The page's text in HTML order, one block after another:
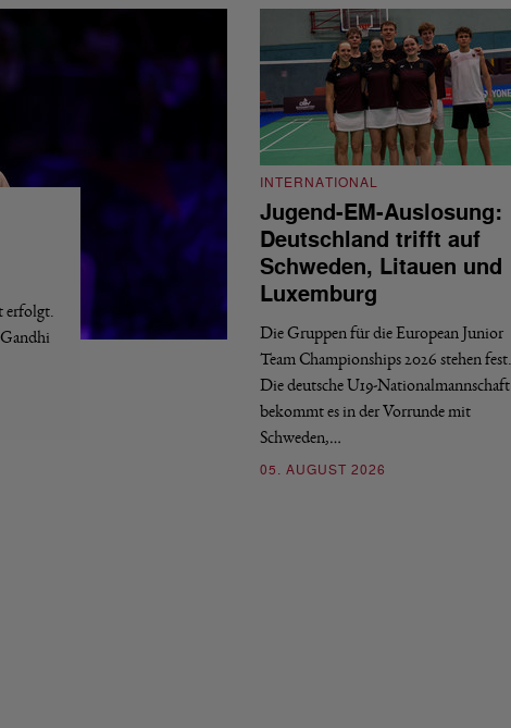
erfolgt.
INTERNATIONAL
Jugend-EM-Auslosung:
Deutschland trifft auf
Schweden, Litauen und
Luxemburg
Die Gruppen für die European Junior
Team Championships 2026 stehen fest.
Die deutsche U19-Nationalmannschaft
bekommt es in der Vorrunde mit
Schweden,…
05. AUGUST 2026